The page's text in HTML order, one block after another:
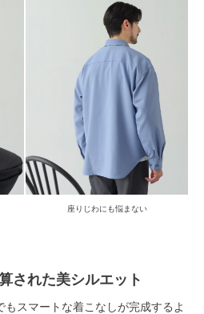
座りじわにも悩まない
された美シルエット
もスマートな着こなしが完成するよ